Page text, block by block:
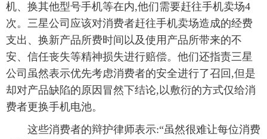
图片 视频 彩票 食品
旅游 健康 信息化 数据
金融 公益 军事 无人机
富媒体 摄影
机、换其他型号手机等在内,他们需要赶往手机卖场4
次。三星公司应该对消费者赶往手机卖场造成的经费
支出、换新产品所费时间以及使用产品所带来的不
安、信任丧失等精神损失进行赔偿。他们还指责三星
公司虽然表示优先考虑消费者的安全进行了召回,但是
却对产品缺陷的原因冒然下结论,以敷衍的方式仅给消
费者更换手机电池。
这些消费者的辩护律师表示:“虽然很难让每位消费